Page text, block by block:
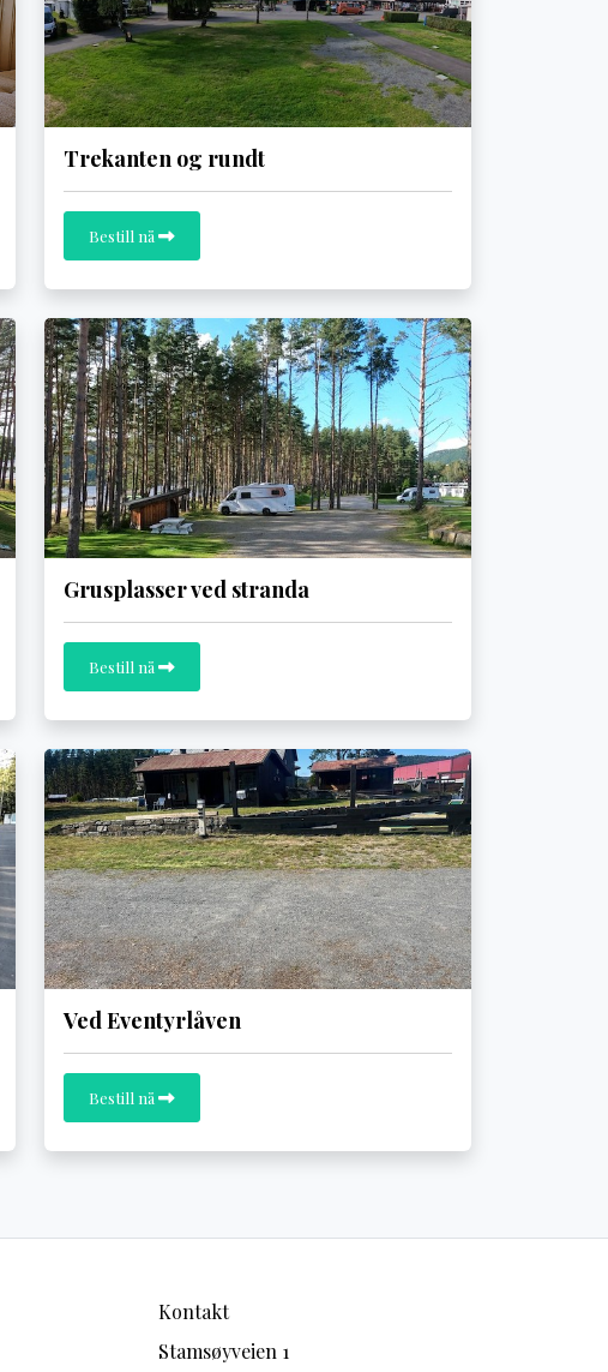
Trekanten og rundt
Bestill nå
Grusplasser ved stranda
Bestill nå
Ved Eventyrlåven
Bestill nå
Kontakt
Stamsøyveien 1